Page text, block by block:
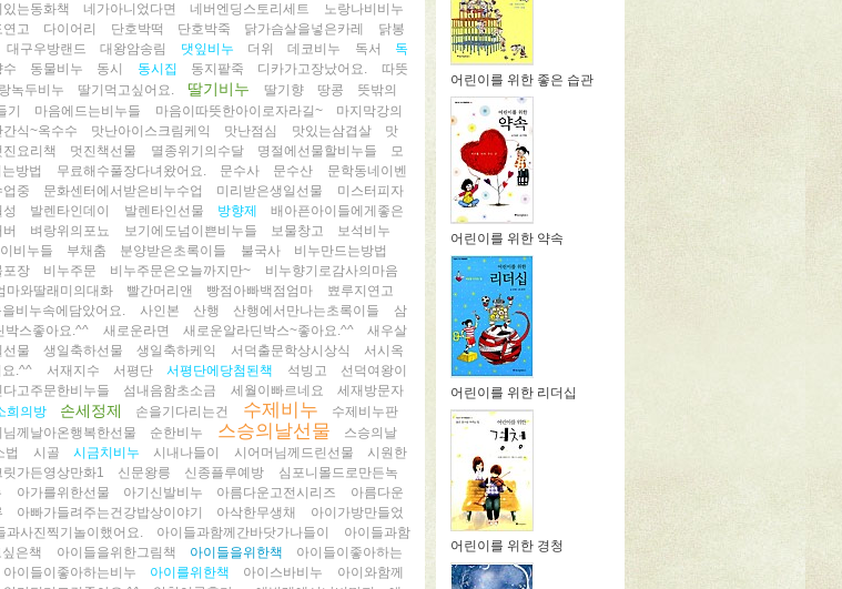
있는동화책 네가아니었다면 네버엔딩스토리세트
노랑나비비누
연고 다이어리 단호박떡 단호박죽 닭가슴살을넣은카레
닭봉
대구우방랜드 대왕암송림 댓잎비누 더위 데코비누 독서
독
수 동물비누 동시 동시집 동지팥죽 디카가고장났어요.
따뜻
녹두비누 딸기먹고싶어요. 딸기비누 딸기향 땅콩
뜻밖의
기 마음에드는비누들 마음이따뜻한아이로자라길~
마지막강의
간식~옥수수 맛난아이스크림케익 맛난점심 맛있는삼겹살
맛
진요리책 멋진책선물 멸종위기의수달 명절에선물할비누들
모
방법 무료해수풀장다녀왔어요. 문수사 문수산
문학동네이벤
업중 문화센터에서받은비누수업 미리받은생일선물
미스터피자
발렌타인데이 발렌타인선물 방향제
배아픈아이들에게좋은
벼랑위의포뇨 보기에도넘이쁜비누들 보물창고
보석비누
비누들 부채춤 분양받은초록이들 불국사
비누만드는방법
포장 비누주문 비누주문은오늘까지만~
비누향기로감사의마음
마와딸래미의대화 빨간머리앤 빵점아빠백점엄마
뾰루지연고
비누속에담았어요. 사인본 산행 산행에서만나는초록이들
삼
박스좋아요.^^ 새로운라면 새로운알라딘박스~좋아요.^^
새우살
선물 생일축하선물 생일축하케익 서덕출문학상시상식
서시옥
요.^^ 서재지수 서평단 서평단에당첨된책 석빙고
선덕여왕이
다고주문한비누들 섬내음함초소금 세월이빠르네요
세재방문자
희의방 손세정제 손을기다리는건 수제비누
수제비누판
님께날아온행복한선물 순한비누 스승의날선물
스승의날
법 시골 시금치비누 시내나들이 시어머님께드린선물
시원한
릿가든영상만화1 신문왕릉 신종플루예방
심포니몰드로만든녹
아가를위한선물 아기신발비누 아름다운고전시리즈
아름다운
아빠가들려주는건강밥상이야기 아삭한무생채
아이가방만들었
과사진찍기놀이했어요. 아이들과함께간바닷가나들이
아이들과함
은책 아이들을위한그림책 아이들을위한책
아이들이좋아하는
아이들이좋아하는비누 아이를위한책 아이스바비누
아이와함께
어린이를 위한 좋은 습관
어린이를 위한 약속
어린이를 위한 리더십
어린이를 위한 경청